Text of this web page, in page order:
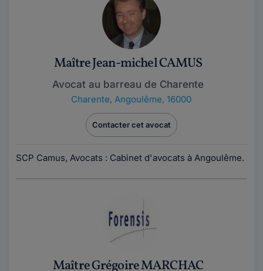
Maître Jean-michel CAMUS
Avocat au barreau de Charente
Charente, Angoulême, 16000
Contacter cet avocat
SCP Camus, Avocats : Cabinet d'avocats à Angoulême.
Maître Grégoire MARCHAC